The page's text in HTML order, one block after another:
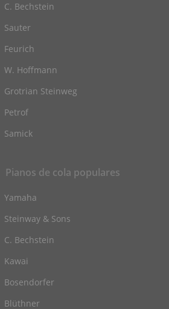
C. Bechstein
Sauter
Feurich
W. Hoffmann
Grotrian Steinweg
Petrof
Samick
Pianos de cola populares
Yamaha
Steinway & Sons
C. Bechstein
Kawai
Bosendorfer
Blüthner